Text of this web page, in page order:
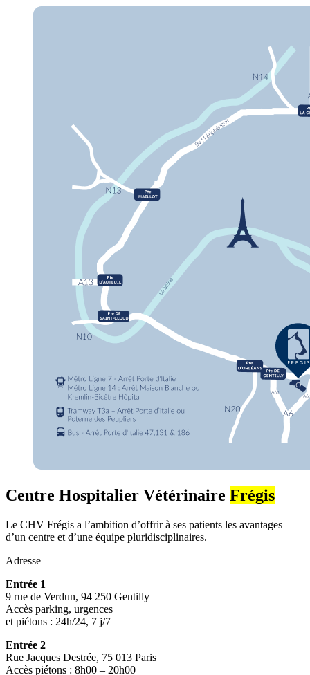
Centre Hospitalier Vétérinaire Frégis
Le CHV Frégis a l’ambition d’offrir à ses patients les avantages
d’un centre et d’une équipe pluridisciplinaires.
Adresse
Entrée 1
9 rue de Verdun, 94 250 Gentilly
Accès parking, urgences
et piétons : 24h/24, 7 j/7
Entrée 2
Rue Jacques Destrée, 75 013 Paris
Accès piétons : 8h00 – 20h00